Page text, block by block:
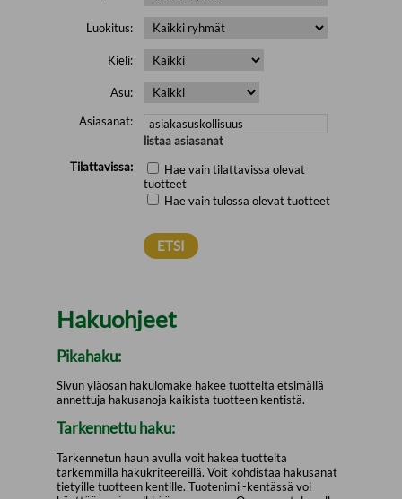
Luokitus:
Kieli:
Asu:
Asiasanat:
listaa asiasanat
Tilattavissa:
Hae vain tilattavissa olevat
tuotteet
Hae vain tulossa olevat tuotteet
Hakuohjeet
Pikahaku:
Sivun yläosan hakulomake hakee tuotteita etsimällä
annettuja hakusanoja kaikista tuotteen kentistä.
Tarkennettu haku:
Tarkennetun haun avulla voit hakea tuotteita
tarkemmilla hakukriteereillä. Voit kohdistaa hakusanat
tietyille tuotteen kentille. Tuotenimi -kentässä voi